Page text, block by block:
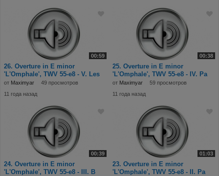
00:59
26. Overture in E minor
'L'Omphale', TWV 55-e8 - V. Les
от Maximyar
49 просмотров
11 года назад
00:38
25. Overture in E minor
'L'Omphale', TWV 55-e8 - IV. Pa
от Maximyar
59 просмотров
11 года назад
00:39
24. Overture in E minor
'L'Omphale', TWV 55-e8 - III. B
01:03
23. Overture in E minor
'L'Omphale', TWV 55-e8 - II. Pa